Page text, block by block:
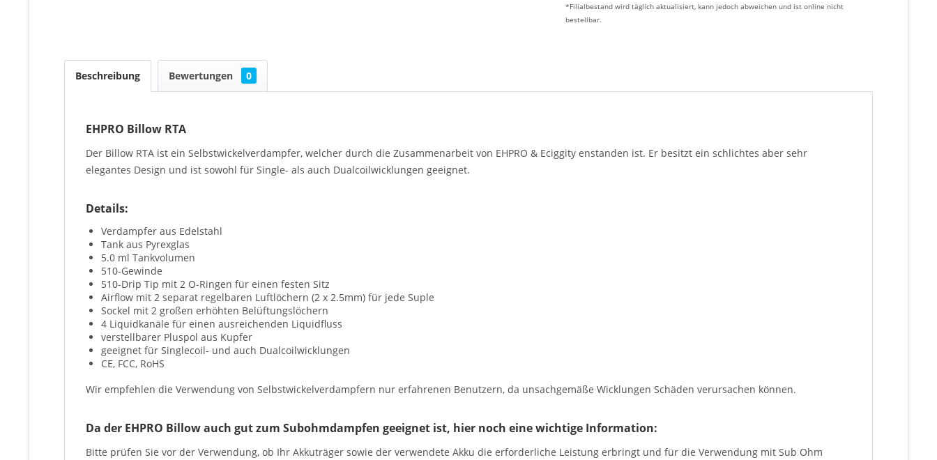
*Filialbestand wird täglich aktualisiert, kann jedoch abweichen und ist online nicht
bestellbar.
Beschreibung Bewertungen 0
EHPRO Billow RTA
Der Billow RTA ist ein Selbstwickelverdampfer, welcher durch die Zusammenarbeit von EHPRO & Eciggity enstanden ist. Er besitzt ein schlichtes aber sehr
elegantes Design und ist sowohl für Single- als auch Dualcoilwicklungen geeignet.
Details:
Verdampfer aus Edelstahl
Tank aus Pyrexglas
5.0 ml Tankvolumen
510-Gewinde
510-Drip Tip mit 2 O-Ringen für einen festen Sitz
Airflow mit 2 separat regelbaren Luftlöchern (2 x 2.5mm) für jede Suple
Sockel mit 2 großen erhöhten Belüftungslöchern
4 Liquidkanäle für einen ausreichenden Liquidfluss
verstellbarer Pluspol aus Kupfer
geeignet für Singlecoil- und auch Dualcoilwicklungen
CE, FCC, RoHS
Wir empfehlen die Verwendung von Selbstwickelverdampfern nur erfahrenen Benutzern, da unsachgemäße Wicklungen Schäden verursachen können.
Da der EHPRO Billow auch gut zum Subohmdampfen geeignet ist, hier noch eine wichtige Information:
Bitte prüfen Sie vor der Verwendung, ob Ihr Akkuträger sowie der verwendete Akku die erforderliche Leistung erbringt und für die Verwendung mit Sub Ohm